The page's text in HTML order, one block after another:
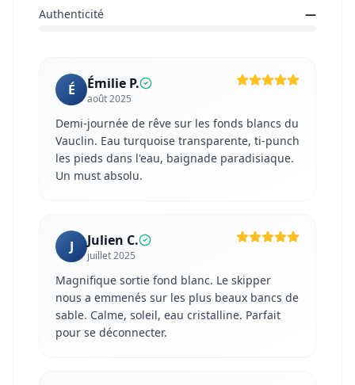
Authenticité —
É Émilie P.
août 2025
Demi-journée de rêve sur les fonds blancs du
Vauclin. Eau turquoise transparente, ti-punch
les pieds dans l'eau, baignade paradisiaque.
Un must absolu.
J Julien C.
juillet 2025
Magnifique sortie fond blanc. Le skipper
nous a emmenés sur les plus beaux bancs de
sable. Calme, soleil, eau cristalline. Parfait
pour se déconnecter.